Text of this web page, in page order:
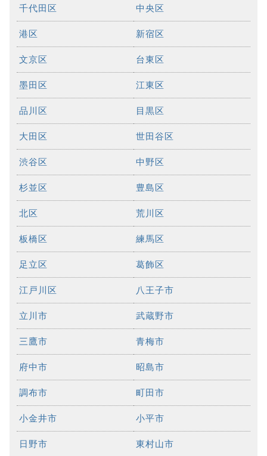
千代田区 中央区
港区 新宿区
文京区 台東区
墨田区 江東区
品川区 目黒区
大田区 世田谷区
渋谷区 中野区
杉並区 豊島区
北区 荒川区
板橋区 練馬区
足立区 葛飾区
江戸川区 八王子市
立川市 武蔵野市
三鷹市 青梅市
府中市 昭島市
調布市 町田市
小金井市 小平市
日野市 東村山市